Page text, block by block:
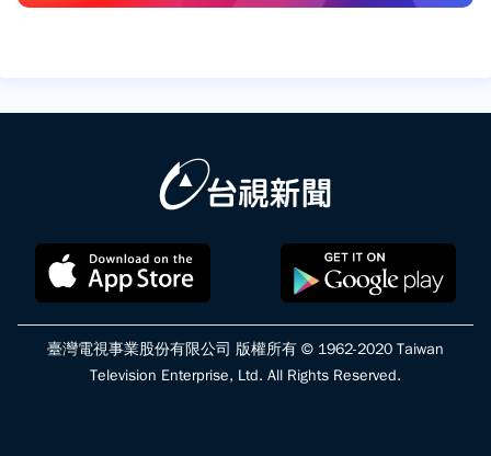
臺灣電視事業股份有限公司 版權所有 © 1962-2020 Taiwan
Television Enterprise, Ltd. All Rights Reserved.